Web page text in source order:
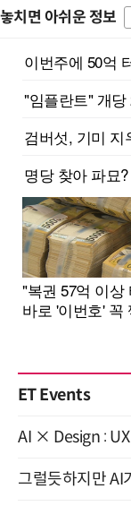
놓치면 아쉬운 정보
ET Events